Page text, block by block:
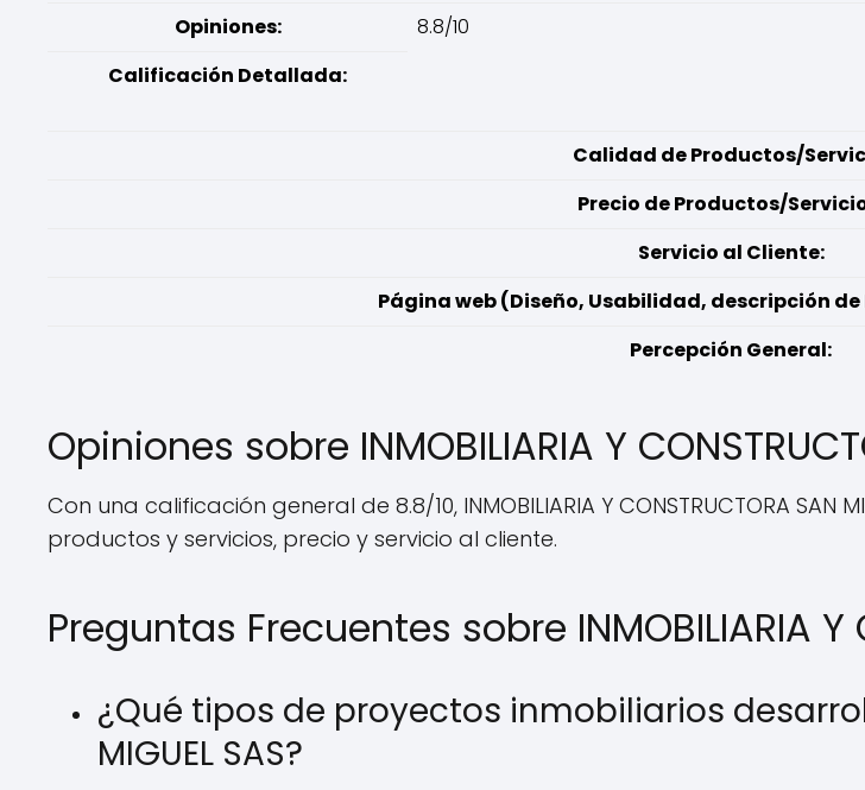
Opiniones:
8.8/10
Calificación Detallada:
Calidad de Productos/
Precio de Productos/
Servicio al Cliente:
Página web (Diseño, Usabilidad, descripción
Percepción General:
Opiniones sobre INMOBILIARIA Y
Con una calificación general de 8.8/10, INMOBILIARIA Y CONSTRUCTORA
productos y servicios, precio y servicio al cliente.
Preguntas Frecuentes sobre INMOBILIARIA Y
¿Qué tipos de proyectos inmobiliarios desarrolla
MIGUEL SAS?